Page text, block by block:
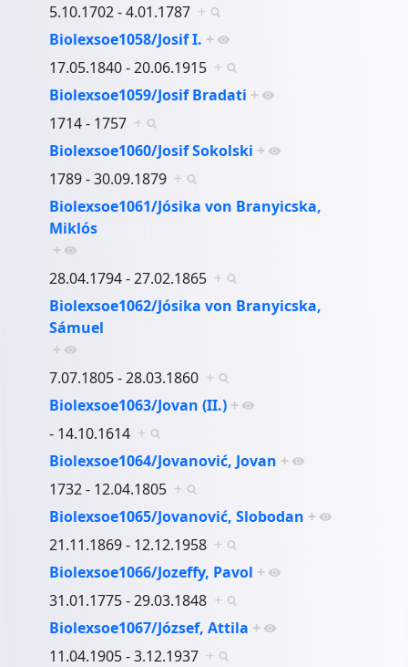
5.10.1702 - 4.01.1787 +
Biolexsoe1058/Josif I. +
17.05.1840 - 20.06.1915 +
Biolexsoe1059/Josif Bradati +
1714 - 1757 +
Biolexsoe1060/Josif Sokolski +
1789 - 30.09.1879 +
Biolexsoe1061/Jósika von Branyicska,
Miklós
+
28.04.1794 - 27.02.1865 +
Biolexsoe1062/Jósika von Branyicska,
Sámuel
+
7.07.1805 - 28.03.1860 +
Biolexsoe1063/Jovan (II.) +
- 14.10.1614 +
Biolexsoe1064/Jovanović, Jovan +
1732 - 12.04.1805 +
Biolexsoe1065/Jovanović, Slobodan +
21.11.1869 - 12.12.1958 +
Biolexsoe1066/Jozeffy, Pavol +
31.01.1775 - 29.03.1848 +
Biolexsoe1067/József, Attila +
11.04.1905 - 3.12.1937 +